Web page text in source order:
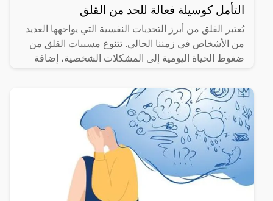
التأمل كوسيلة فعالة للحد من القلق
يُعتبر القلق من أبرز التحديات النفسية التي يواجهها العديد
من الأشخاص في زمننا الحالي. تتنوع مسببات القلق من
ضغوط الحياة اليومية إلى المشكلات الشخصية، إضافة